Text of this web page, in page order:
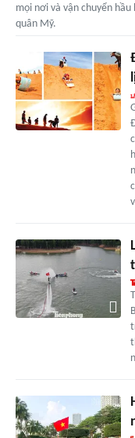
mọi nơi và vận chuyển
quân Mỹ.